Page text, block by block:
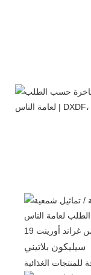
سيليكون بلاتيني